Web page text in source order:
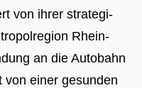
von ihrer stra­te­gi­
Rhein-
an die Auto­bahn
von einer gesun­den